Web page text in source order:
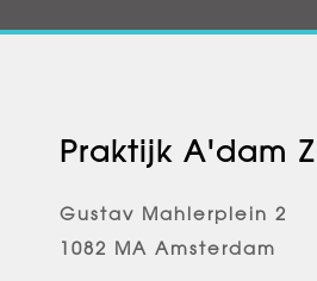
Praktijk A'dam
Gustav Mahlerplein 2
1082 MA Amsterdam